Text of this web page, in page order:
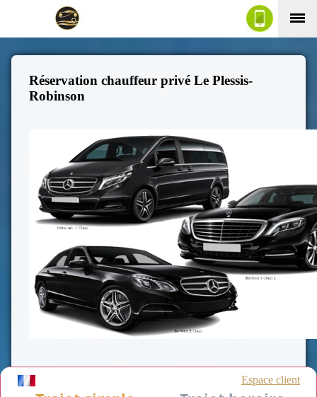
Réservation chauffeur privé Le Plessis-
Robinson
A propos de nous